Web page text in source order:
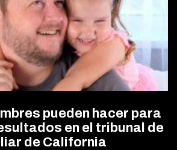
pueden hacer para
en el tribunal de
de California